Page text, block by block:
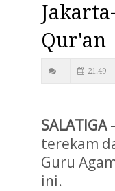
Qur'an
21.49
SALATIGA
terekam
Guru
ini.